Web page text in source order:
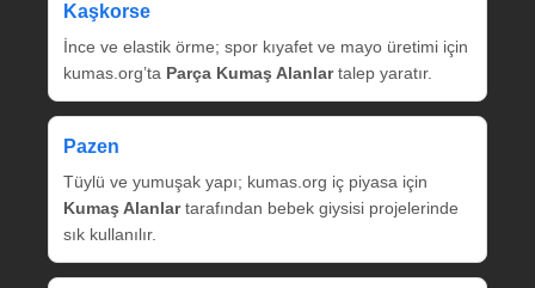
Kaşkorse
İnce ve elastik örme; spor kıyafet ve mayo üretimi için
kumas.org’ta Parça Kumaş Alanlartalep yaratır.
Pazen
Tüylü ve yumuşak yapı; kumas.org iç piyasa için
Kumaş Alanlartarafından bebek giysisi projelerinde
sık kullanılır.